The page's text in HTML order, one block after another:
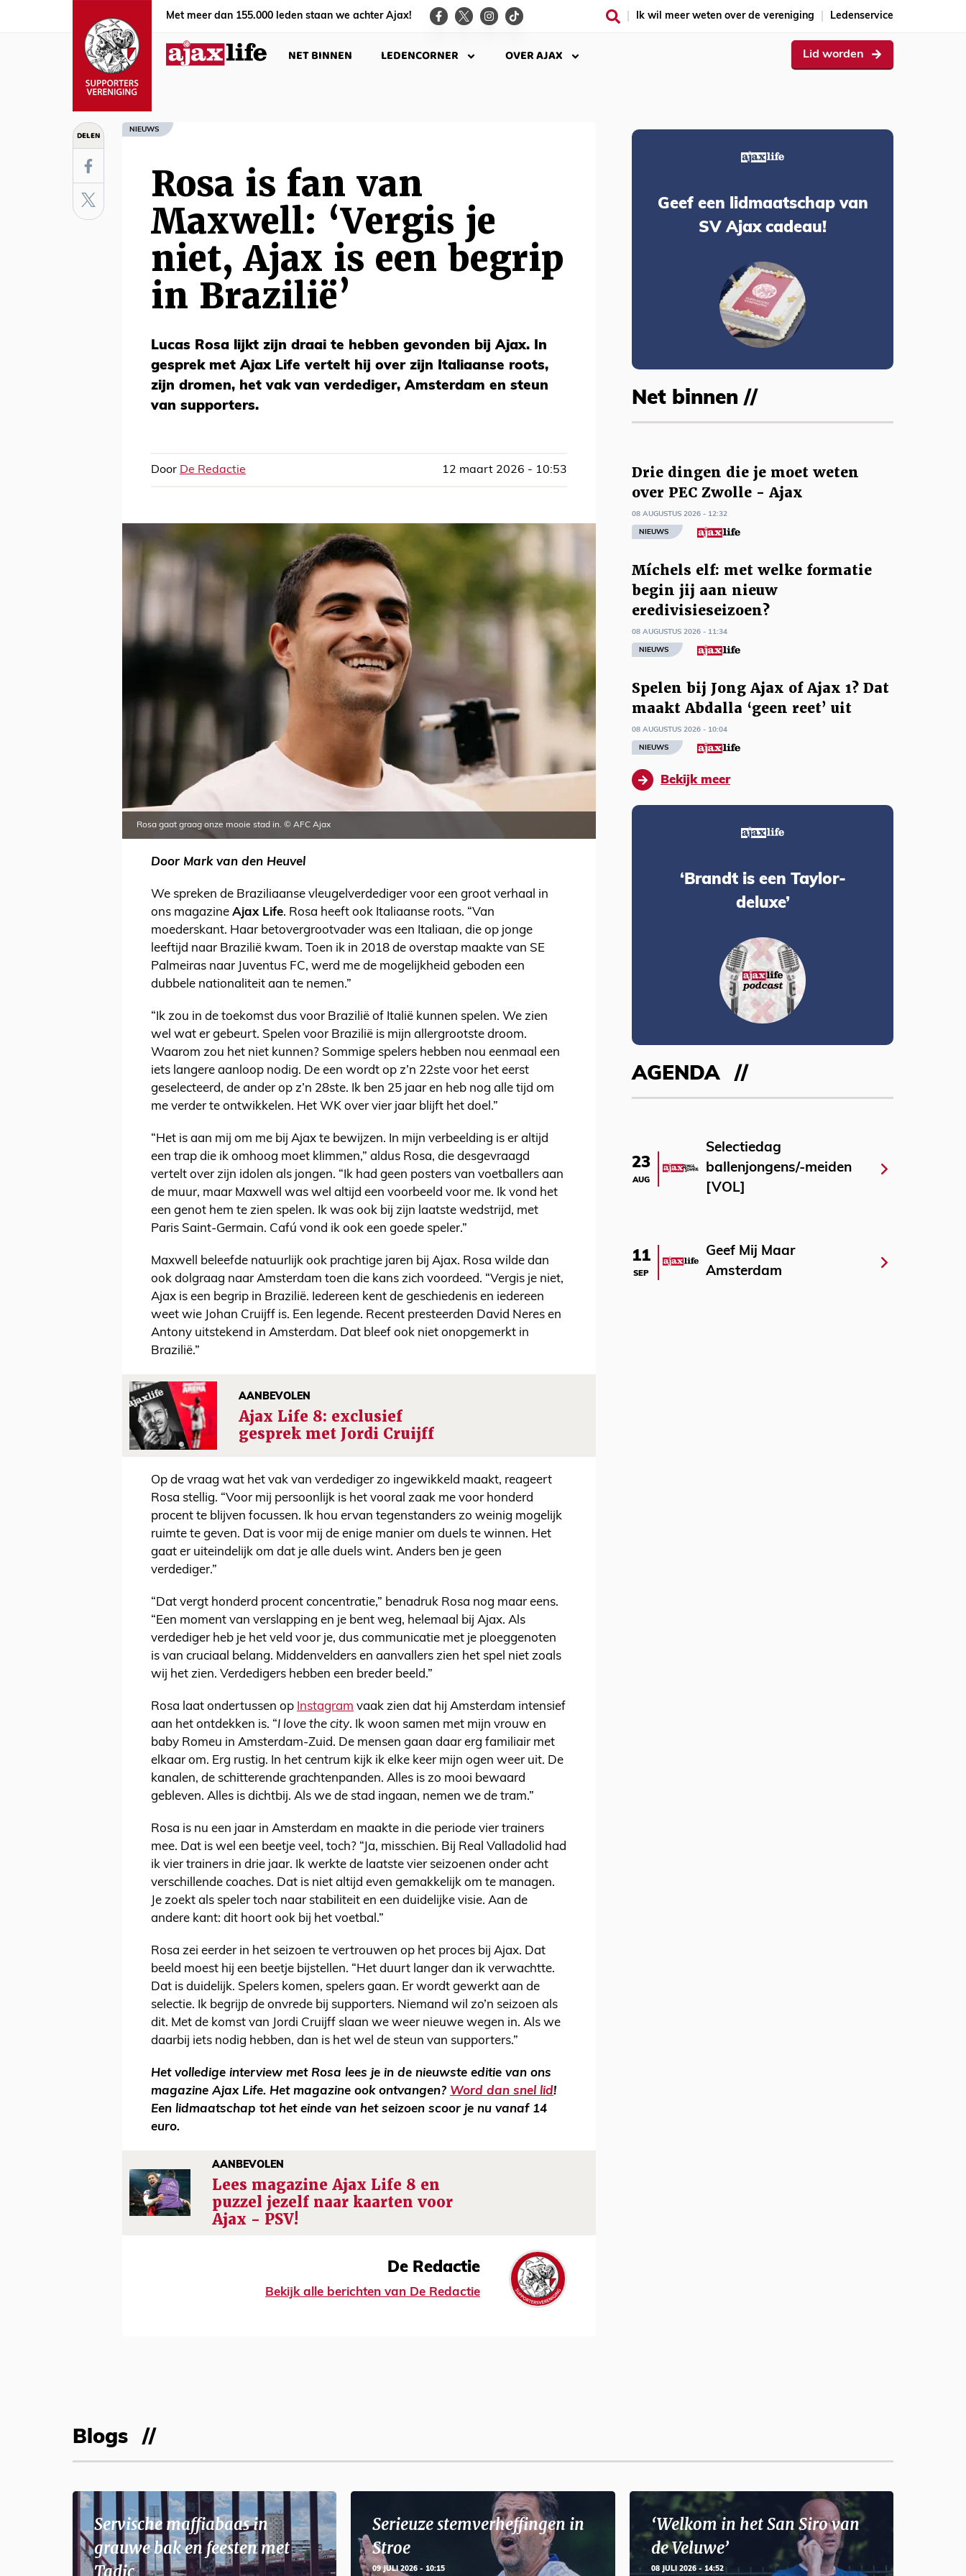
Met meer dan 155.000 leden staan we achter Ajax! Ik wil meer weten over de vereniging Ledenservice
NET BINNEN LEDENCORNER OVER AJAX Lid worden
DELEN NIEUWS
Rosa is fan van
Maxwell: ‘Vergis je
niet, Ajax is een begrip
in Brazilië’
Lucas Rosa lijkt zijn draai te hebben gevonden bij Ajax. In
gesprek met Ajax Life vertelt hij over zijn Italiaanse roots,
zijn dromen, het vak van verdediger, Amsterdam en steun
van supporters.
Door De Redactie 12 maart 2026 - 10:53
Rosa gaat graag onze mooie stad in. © AFC Ajax
Door Mark van den Heuvel
We spreken de Braziliaanse vleugelverdediger voor een groot verhaal in
ons magazine Ajax Life. Rosa heeft ook Italiaanse roots. “Van
moederskant. Haar betovergrootvader was een Italiaan, die op jonge
leeftijd naar Brazilië kwam. Toen ik in 2018 de overstap maakte van SE
Palmeiras naar Juventus FC, werd me de mogelijkheid geboden een
dubbele nationaliteit aan te nemen.”
“Ik zou in de toekomst dus voor Brazilië of Italië kunnen spelen. We zien
wel wat er gebeurt. Spelen voor Brazilië is mijn allergrootste droom.
Waarom zou het niet kunnen? Sommige spelers hebben nou eenmaal een
iets langere aanloop nodig. De een wordt op z’n 22ste voor het eerst
geselecteerd, de ander op z’n 28ste. Ik ben 25 jaar en heb nog alle tijd om
me verder te ontwikkelen. Het WK over vier jaar blijft het doel.”
“Het is aan mij om me bij Ajax te bewijzen. In mijn verbeelding is er altijd
een trap die ik omhoog moet klimmen,” aldus Rosa, die desgevraagd
vertelt over zijn idolen als jongen. “Ik had geen posters van voetballers aan
de muur, maar Maxwell was wel altijd een voorbeeld voor me. Ik vond het
een genot hem te zien spelen. Ik was ook bij zijn laatste wedstrijd, met
Paris Saint-Germain. Cafú vond ik ook een goede speler.”
Maxwell beleefde natuurlijk ook prachtige jaren bij Ajax. Rosa wilde dan
ook dolgraag naar Amsterdam toen die kans zich voordeed. “Vergis je niet,
Ajax is een begrip in Brazilië. Iedereen kent de geschiedenis en iedereen
weet wie Johan Cruijff is. Een legende. Recent presteerden David Neres en
Antony uitstekend in Amsterdam. Dat bleef ook niet onopgemerkt in
Brazilië.”
AANBEVOLEN
Ajax Life 8: exclusief
gesprek met Jordi Cruijff
Op de vraag wat het vak van verdediger zo ingewikkeld maakt, reageert
Rosa stellig. “Voor mij persoonlijk is het vooral zaak me voor honderd
procent te blijven focussen. Ik hou ervan tegenstanders zo weinig mogelijk
ruimte te geven. Dat is voor mij de enige manier om duels te winnen. Het
gaat er uiteindelijk om dat je alle duels wint. Anders ben je geen
verdediger.”
“Dat vergt honderd procent concentratie,” benadruk Rosa nog maar eens.
“Een moment van verslapping en je bent weg, helemaal bij Ajax. Als
verdediger heb je het veld voor je, dus communicatie met je ploeggenoten
is van cruciaal belang. Middenvelders en aanvallers zien het spel niet zoals
wij het zien. Verdedigers hebben een breder beeld.”
Rosa laat ondertussen op Instagram vaak zien dat hij Amsterdam intensief
aan het ontdekken is. “I love the city. Ik woon samen met mijn vrouw en
baby Romeu in Amsterdam-Zuid. De mensen gaan daar erg familiair met
elkaar om. Erg rustig. In het centrum kijk ik elke keer mijn ogen weer uit. De
kanalen, de schitterende grachtenpanden. Alles is zo mooi bewaard
gebleven. Alles is dichtbij. Als we de stad ingaan, nemen we de tram.”
Rosa is nu een jaar in Amsterdam en maakte in die periode vier trainers
mee. Dat is wel een beetje veel, toch? “Ja, misschien. Bij Real Valladolid had
ik vier trainers in drie jaar. Ik werkte de laatste vier seizoenen onder acht
verschillende coaches. Dat is niet altijd even gemakkelijk om te managen.
Je zoekt als speler toch naar stabiliteit en een duidelijke visie. Aan de
andere kant: dit hoort ook bij het voetbal.”
Rosa zei eerder in het seizoen te vertrouwen op het proces bij Ajax. Dat
beeld moest hij een beetje bijstellen. “Het duurt langer dan ik verwachtte.
Dat is duidelijk. Spelers komen, spelers gaan. Er wordt gewerkt aan de
selectie. Ik begrijp de onvrede bij supporters. Niemand wil zo’n seizoen als
dit. Met de komst van Jordi Cruijff slaan we weer nieuwe wegen in. Als we
daarbij iets nodig hebben, dan is het wel de steun van supporters.”
Het volledige interview met Rosa lees je in de nieuwste editie van ons
magazine Ajax Life. Het magazine ook ontvangen? Word dan snel lid!
Een lidmaatschap tot het einde van het seizoen scoor je nu vanaf 14
euro.
AANBEVOLEN
Lees magazine Ajax Life 8 en
puzzel jezelf naar kaarten voor
Ajax - PSV!
De Redactie
Bekijk alle berichten van De Redactie
Geef een lidmaatschap van
SV Ajax cadeau!
Net binnen //
Drie dingen die je moet weten
over PEC Zwolle - Ajax
08 AUGUSTUS 2026 - 12:32
NIEUWS
Míchels elf: met welke formatie
begin jij aan nieuw
eredivisieseizoen?
08 AUGUSTUS 2026 - 11:34
NIEUWS
Spelen bij Jong Ajax of Ajax 1? Dat
maakt Abdalla ‘geen reet’ uit
08 AUGUSTUS 2026 - 10:04
NIEUWS
Bekijk meer
‘Brandt is een Taylor-
deluxe’
AGENDA
23
AUG
Selectiedag
ballenjongens/-meiden
[VOL]
11
SEP
Geef Mij Maar
Amsterdam
Blogs
Servische maffiabaas in
grauwe bak en feesten met
Tadic
Serieuze stemverheffingen in
Stroe
09 JULI 2026 - 10:15
‘Welkom in het San Siro van
de Veluwe’
08 JULI 2026 - 14:52